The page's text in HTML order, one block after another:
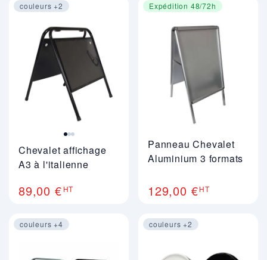
couleurs +2
Image 1 sur 3
Chevalet affichage
A3 à l'italienne
89,00 € HT
Expédition 48/72h
Panneau Chevalet
Aluminium 3 formats
129,00 €HT
couleurs +4 couleurs +2